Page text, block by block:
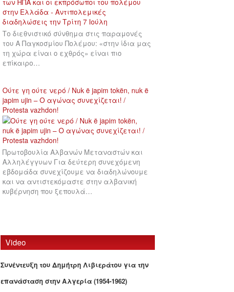
Το διεθνιστικό σύνθημα στις παραμονές
του Α Παγκοσμίου Πολέμου: «στην ίδια μας
τη χώρα είναι ο εχθρός» είναι πιο
επίκαιρο…
Ούτε γη ούτε νερό / Nuk ë japim tokën, nuk ë
japim ujin – Ο αγώνας συνεχίζεται! /
Protesta vazhdon!
Πρωτοβουλία Αλβανών Μεταναστών και
Αλληλέγγυων Για δεύτερη συνεχόμενη
εβδομάδα συνεχίζουμε να διαδηλώνουμε
και να αντιστεκόμαστε στην αλβανική
κυβέρνηση που ξεπουλά…
Video
Συνέντευξη του Δημήτρη Λιβιεράτου για την
επανάσταση στην Αλγερία (1954-1962)